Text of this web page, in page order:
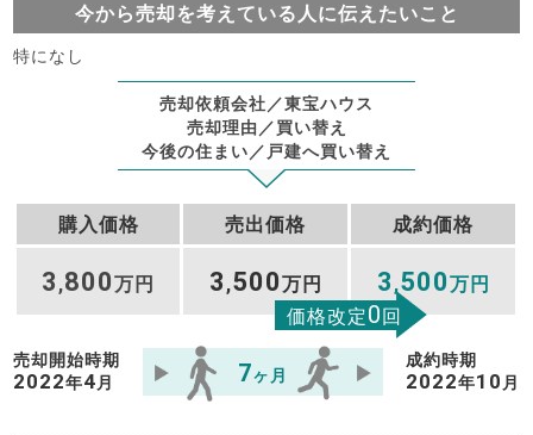
今から売却を考えている人に伝えたいこと
特になし
売却依頼会社／東宝ハウス
売却理由／買い替え
今後の住まい／戸建へ買い替え
購入価格 売出価格 成約価格
3 ,800万円 3 ,500万円 3 ,500万円
価格改定0回
売却開始時期
2022年4 月 7ヶ月
成約時期
2022年10 月